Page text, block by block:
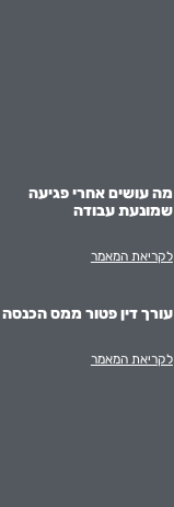
מה עושים אחרי פגיעה
שמונעת עבודה
לקריאת המאמר
עורך דין פטור ממס הכנסה
לקריאת המאמר